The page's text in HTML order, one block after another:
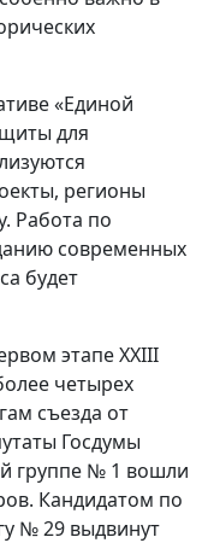
«Единой
для
регионы
Работа по
современных
будет
этапе XXIII
четырех
съезда от
Госдумы
группе № 1 вошли
Кандидатом по
№ 29 выдвинут